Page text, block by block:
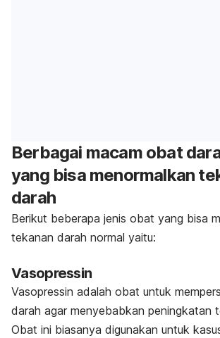
Berbagai macam obat
yang bisa menormalkan
darah
Berikut beberapa jenis obat yang bisa
tekanan darah normal yaitu:
Vasopressin
Vasopressin adalah obat untuk
darah agar menyebabkan peningkatan
Obat ini biasanya digunakan untuk